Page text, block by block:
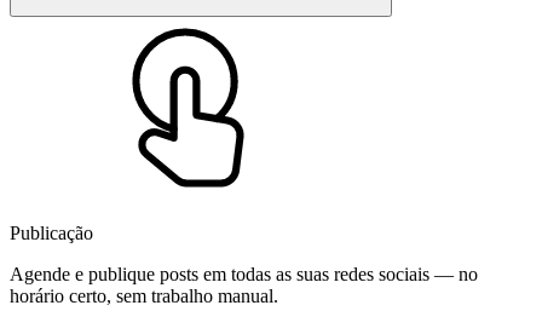
Publicação
Agende e publique posts em todas as suas redes sociais — no
horário certo, sem trabalho manual.